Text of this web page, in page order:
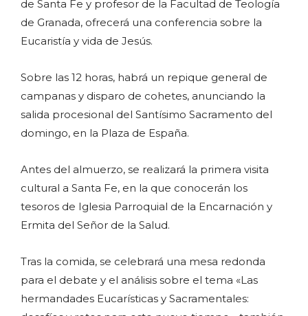
de Santa Fe y profesor de la Facultad de Teología
de Granada, ofrecerá una conferencia sobre la
Eucaristía y vida de Jesús.
Sobre las 12 horas, habrá un repique general de
campanas y disparo de cohetes, anunciando la
salida procesional del Santísimo Sacramento del
domingo, en la Plaza de España.
Antes del almuerzo, se realizará la primera visita
cultural a Santa Fe, en la que conocerán los
tesoros de Iglesia Parroquial de la Encarnación y
Ermita del Señor de la Salud.
Tras la comida, se celebrará una mesa redonda
para el debate y el análisis sobre el tema «Las
hermandades Eucarísticas y Sacramentales: